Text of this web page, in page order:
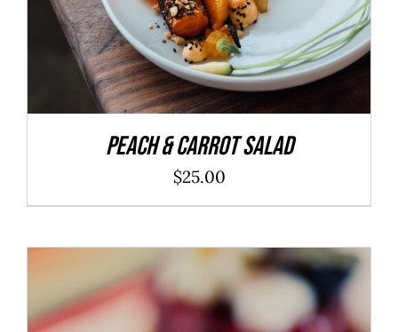
Peach & Carrot Salad
$25.00